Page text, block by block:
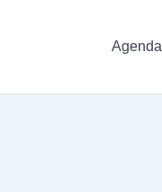
Agenda